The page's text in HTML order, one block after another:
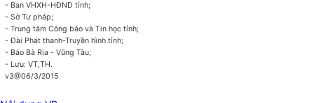
- Ban VHXH-HĐND tỉnh;
- Sở Tư pháp;
- Trung tâm Công báo và Tin học tỉnh;
- Đài Phát thanh-Truyền hình tỉnh;
- Báo Bà Rịa - Vũng Tàu;
- Lưu: VT,TH.
v3@06/3/2015